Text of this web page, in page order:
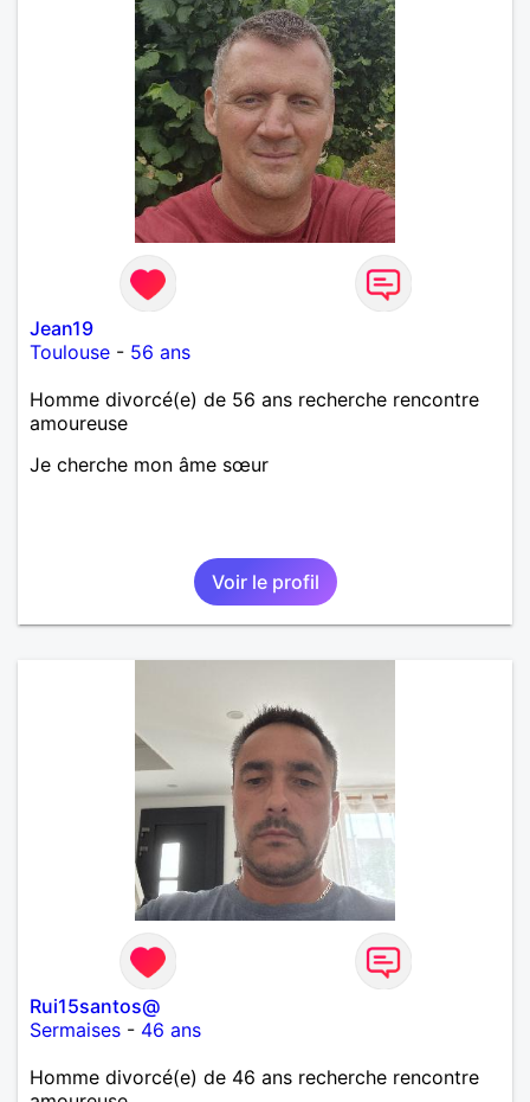
Jean19
Toulouse - 56 ans
Homme divorcé(e) de 56 ans recherche rencontre
amoureuse
Je cherche mon âme sœur
Voir le profil
Rui15santos@
Sermaises - 46 ans
Homme divorcé(e) de 46 ans recherche rencontre